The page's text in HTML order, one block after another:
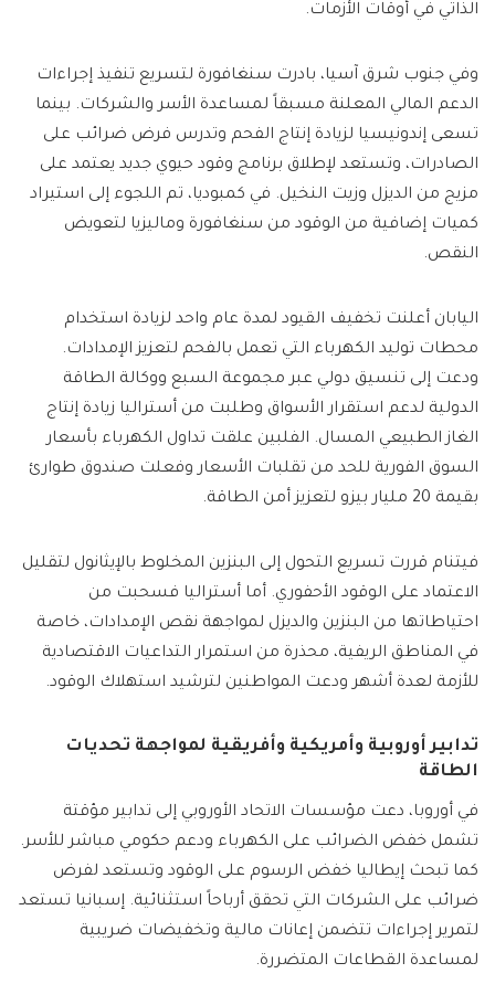
الذاتي في أوقات الأزمات.
وفي جنوب شرق آسيا، بادرت سنغافورة لتسريع تنفيذ إجراءات
الدعم المالي المعلنة مسبقاً لمساعدة الأسر والشركات. بينما
تسعى إندونيسيا لزيادة إنتاج الفحم وتدرس فرض ضرائب على
الصادرات، وتستعد لإطلاق برنامج وقود حيوي جديد يعتمد على
مزيج من الديزل وزيت النخيل. في كمبوديا، تم اللجوء إلى استيراد
كميات إضافية من الوقود من سنغافورة وماليزيا لتعويض
النقص.
اليابان أعلنت تخفيف القيود لمدة عام واحد لزيادة استخدام
محطات توليد الكهرباء التي تعمل بالفحم لتعزيز الإمدادات.
ودعت إلى تنسيق دولي عبر مجموعة السبع ووكالة الطاقة
الدولية لدعم استقرار الأسواق وطلبت من أستراليا زيادة إنتاج
الغاز الطبيعي المسال. الفلبين علقت تداول الكهرباء بأسعار
السوق الفورية للحد من تقلبات الأسعار وفعلت صندوق طوارئ
بقيمة 20 مليار بيزو لتعزيز أمن الطاقة.
فيتنام قررت تسريع التحول إلى البنزين المخلوط بالإيثانول لتقليل
الاعتماد على الوقود الأحفوري. أما أستراليا فسحبت من
احتياطاتها من البنزين والديزل لمواجهة نقص الإمدادات، خاصة
في المناطق الريفية، محذرة من استمرار التداعيات الاقتصادية
للأزمة لعدة أشهر ودعت المواطنين لترشيد استهلاك الوقود.
تدابير أوروبية وأمريكية وأفريقية لمواجهة تحديات
الطاقة
في أوروبا، دعت مؤسسات الاتحاد الأوروبي إلى تدابير مؤقتة
تشمل خفض الضرائب على الكهرباء ودعم حكومي مباشر للأسر.
كما تبحث إيطاليا خفض الرسوم على الوقود وتستعد لفرض
ضرائب على الشركات التي تحقق أرباحاً استثنائية. إسبانيا تستعد
لتمرير إجراءات تتضمن إعانات مالية وتخفيضات ضريبية
لمساعدة القطاعات المتضررة.